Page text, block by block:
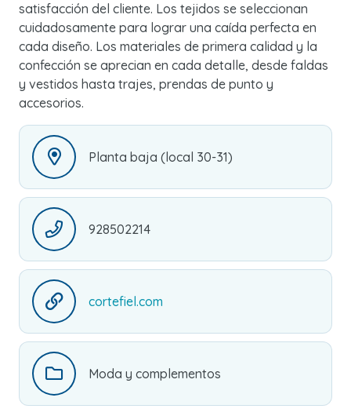
satisfacción del cliente. Los tejidos se seleccionan
cuidadosamente para lograr una caída perfecta en
cada diseño. Los materiales de primera calidad y la
confección se aprecian en cada detalle, desde faldas
y vestidos hasta trajes, prendas de punto y
accesorios.
Planta baja (local 30-31)
928502214
cortefiel.com
Moda y complementos